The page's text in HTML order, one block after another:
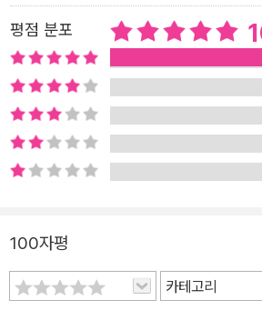
도 표시로 문제 풀이 후 본인의 실력을 정확
전략적으로 학습할 수 있습니다. 3) 3단계: 실전모의고사로 실전 감
각 키우기 - 의/수/문/자 통합형, 전 영역 통
한 유형의 '실전모의고사 4회분'을 제한시간
교재 마지막에 수록된 'OMR 답안지'에 직
각을 극대화할 수 있습니다. - 온라인에서 추가로 제공하는 'NCS 온
S 채용 가이드 및 합격 가이드 NCS 채용 단
유형 및 영역을 한 번에 확인할 수 있습니다. 2) 공기업 인성검사&면
접 합격 가이드 인성검사 예시 문항과 기업
평점 분포
100자평
카테고리